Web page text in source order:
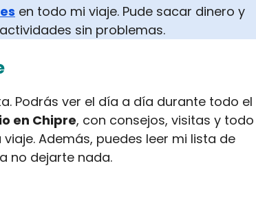
en todo mi viaje. Pude sacar dinero y
sin problemas.
Podrás ver el día a día durante todo el
en Chipre, con consejos, visitas y todo
Además, puedes leer mi lista de
no dejarte nada.